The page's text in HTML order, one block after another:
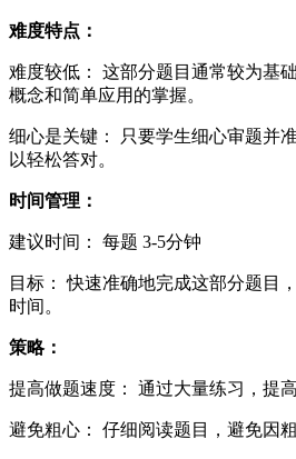
难度特点：
难度较低： 这部分题目通常较为基
概念和简单应用的掌握。
细心是关键： 只要学生细心审题并
以轻松答对。
时间管理：
建议时间： 每题 3-5分钟
目标： 快速准确地完成这部分题目
时间。
策略：
提高做题速度： 通过大量练习，提
避免粗心： 仔细阅读题目，避免因